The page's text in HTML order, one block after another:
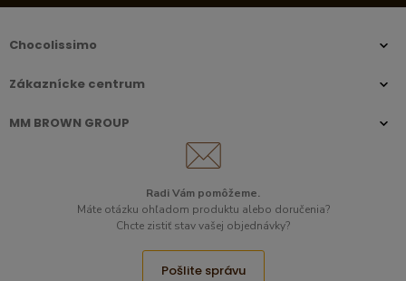
Chocolissimo
Zákaznícke centrum
MM BROWN GROUP
Radi Vám pomôžeme.​
Máte otázku ohľadom produktu alebo doručenia?
Chcte zistiť stav vašej objednávky?
Pošlite správu